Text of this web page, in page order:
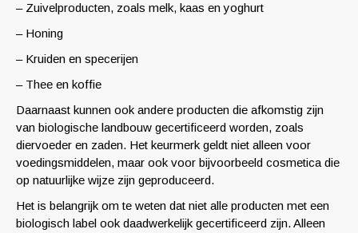
– Zuivelproducten, zoals melk, kaas en yoghurt
– Honing
– Kruiden en specerijen
– Thee en koffie
Daarnaast kunnen ook andere producten die afkomstig zijn
van biologische landbouw gecertificeerd worden, zoals
diervoeder en zaden. Het keurmerk geldt niet alleen voor
voedingsmiddelen, maar ook voor bijvoorbeeld cosmetica die
op natuurlijke wijze zijn geproduceerd.
Het is belangrijk om te weten dat niet alle producten met een
biologisch label ook daadwerkelijk gecertificeerd zijn. Alleen